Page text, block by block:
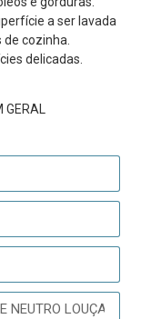
a ser lavada
cozinha.
delicadas.
GERAL